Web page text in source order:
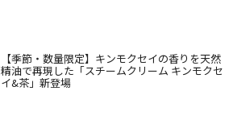
【季節・数量限定】キンモクセイの香りを天然
精油で再現した「スチームクリーム キンモクセ
イ&茶」新登場